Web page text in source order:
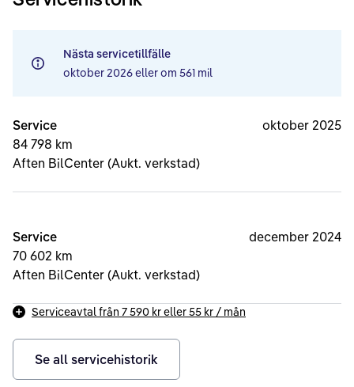
Nästa servicetillfälle
oktober 2026eller om 561 mil
Service
84 798 km
Aften BilCenter (Aukt. verkstad)
oktober 2025
Service
70 602 km
Aften BilCenter (Aukt. verkstad)
december 2024
Serviceavtal från 7 590 kreller55 kr / mån
Se all servicehistorik